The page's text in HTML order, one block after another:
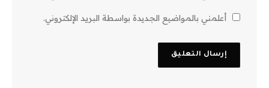
أعلمني بالمواضيع الجديدة بواسطة البريد الإلكتروني.